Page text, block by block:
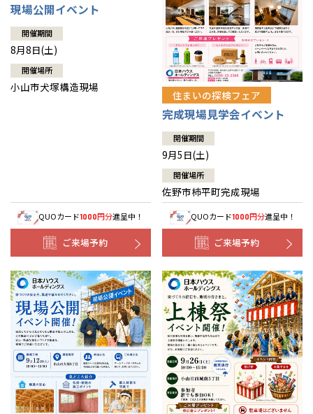
現場公開イベント
開催期間
8月8日(土)
開催場所
小山市犬塚構造現場
QUOカード1000円分進呈中！
ご来場予約
住まいの探検フェア
完成現場見学会イベント
開催期間
9月5日(土)
開催場所
佐野市柿平町完成現場
QUOカード1000円分進呈中！
ご来場予約